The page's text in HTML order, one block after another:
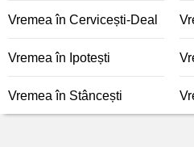
Vremea în Cervicești-Deal
Vremea în Ipotești
Vremea în Stâncești